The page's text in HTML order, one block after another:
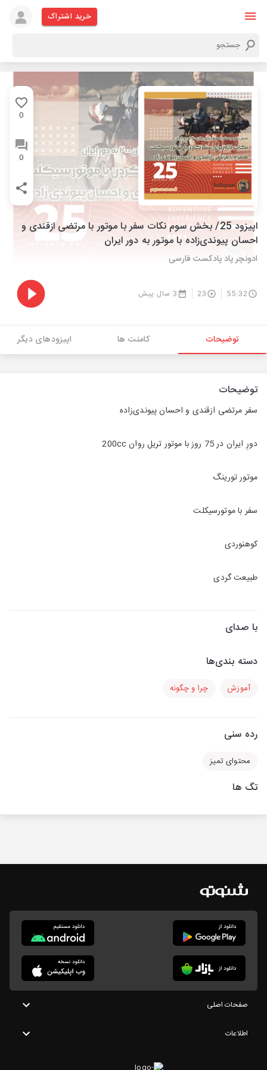
خرید اشتراک
0
0
اپیزود 25/ بخش سوم نکات سفر با موتور با مرتضی ازقندی و
احسان پیوندی‌زاده با موتور به دور ایران
ادونچر پاد پادکست فارسی
55:32
23 3 سال پیش
توضیحات کامنت ها اپیزودهای دیگر
توضیحات
سفر مرتضی ازقندی و احسان پیوندی‌زاده
دورِ ایران در 75 روز با موتور تریل روان 200cc
موتور تورینگ
سفر با موتورسیکلت
کوهنوردی
طبیعت گردی
با صدای
دسته بندی‌ها
آموزش چرا و چگونه
رده سنی
محتوای تمیز
تگ ها
صفحات اصلی
اطلاعات